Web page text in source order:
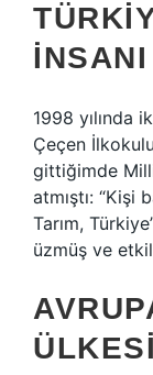
1998 yılında
Çeçen
gittiğimde
atmıştı: “Kişi
Tarım,
üzmüş ve